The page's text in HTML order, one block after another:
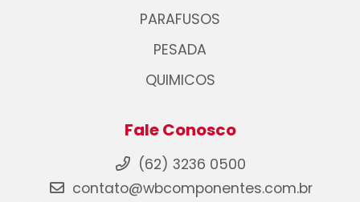
PARAFUSOS
PESADA
QUIMICOS
Fale Conosco
(62) 3236 0500
contato@wbcomponentes.com.br